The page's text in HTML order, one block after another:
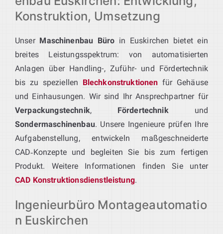
Konstruktion, Umsetzung
Unser Maschinenbau Büro in Euskirchen bietet ein
breites Leistungsspektrum: von automatisierten
Anlagen über Handling-, Zuführ- und Fördertechnik
bis zu speziellen Blechkonstruktionen für Gehäuse
und Einhausungen. Wir sind Ihr Ansprechpartner für
Verpackungstechnik, Fördertechnikund
Sondermaschinenbau. Unsere Ingenieure prüfen Ihre
Aufgabenstellung, entwickeln maßgeschneiderte
CAD‑Konzepte und begleiten Sie bis zum fertigen
Produkt. Weitere Informationen finden Sie unter
CAD Konstruktionsdienstleistung.
Ingenieurbüro Montageautomatio
n Euskirchen